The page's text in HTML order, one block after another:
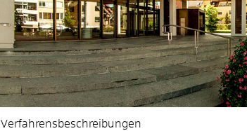
Verfahrensbeschreibungen